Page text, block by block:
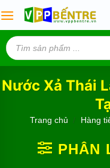
to
content
Tìm
kiếm
sản
phẩm
Nước Xả Thái
Trang chủ Hàng
PHÂN